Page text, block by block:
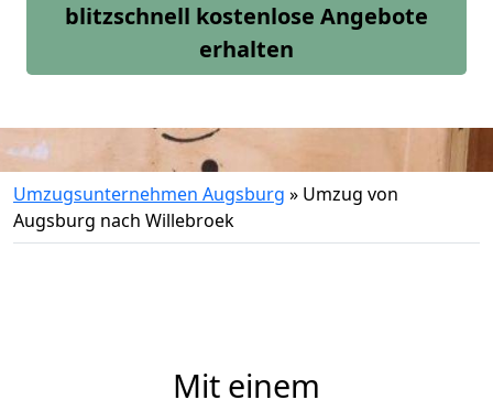
blitzschnell kostenlose Angebote
erhalten
Umzugsunternehmen Augsburg » Umzug von
Augsburg nach Willebroek
Mit einem